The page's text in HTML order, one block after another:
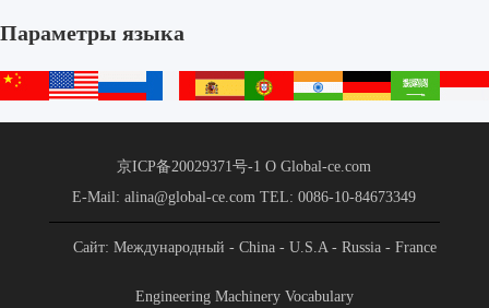
Параметры языка
中
English русский français español portuguêsहिन्दी Deutsch عربي
京ICP备20029371号-1 О Global-ce.com
E-Mail: alina@global-ce.com TEL: 0086-10-84673349
Сайт: Международный- China - U.S.A - Russia - France
Indonesia
Engineering Machinery Vocabulary